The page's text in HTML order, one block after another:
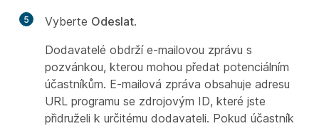
5 Vyberte Odeslat.
Dodavatelé obdrží e-mailovou zprávu s
pozvánkou, kterou mohou předat potenciálním
účastníkům. E-mailová zpráva obsahuje adresu
URL programu se zdrojovým ID, které jste
přidruželi k určitému dodavateli. Pokud účastník